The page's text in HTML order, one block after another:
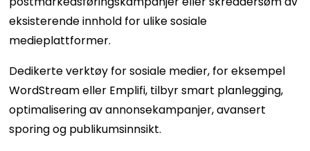
eksisterende innhold for ulike sosiale
medieplattformer.
Dedikerte verktøy for sosiale medier, for eksempel
WordStream eller Emplifi, tilbyr smart planlegging,
optimalisering av annonsekampanjer, avansert
sporing og publikumsinnsikt.